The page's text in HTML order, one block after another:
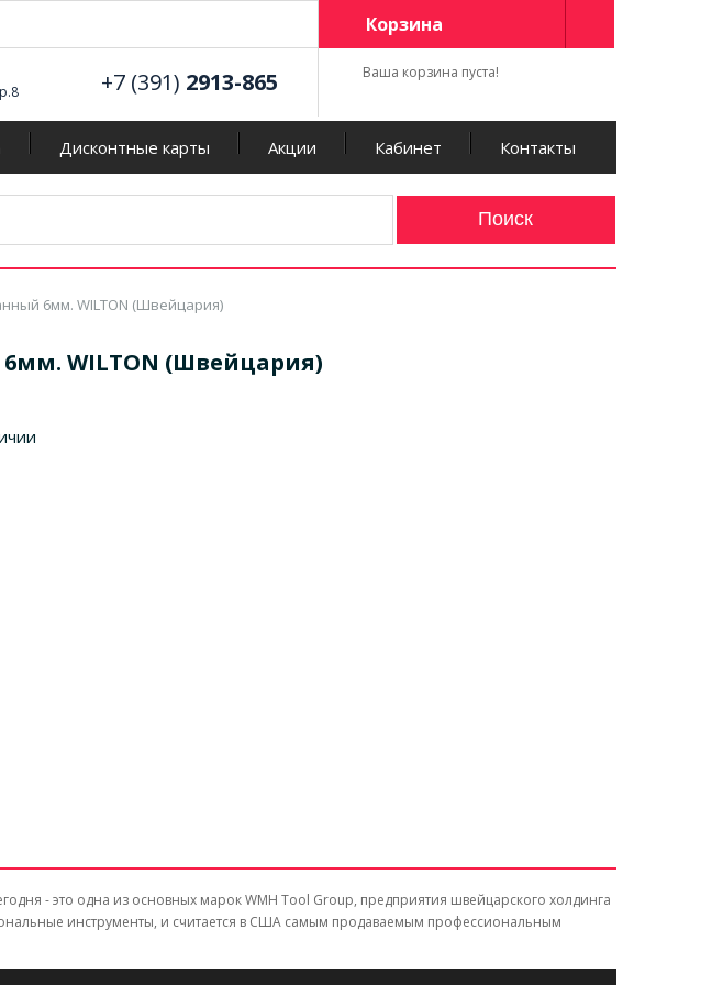
+7 (391) 2913-865
Корзина
Ваша корзина пуста!
Дисконтные карты Акции Кабинет Контакты
6мм. WILTON (Швейцария)
WILTON (Швейцария)
- это одна из основных марок WMH Tool Group, предприятия швейцарского холдинга
инструменты, и считается в США самым продаваемым профессиональным